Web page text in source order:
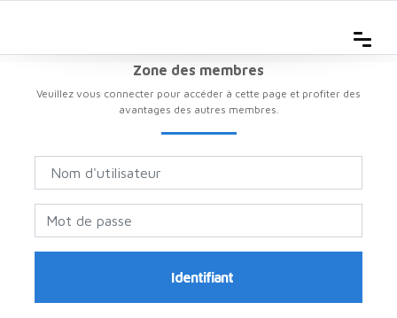
Zone des membres
Veuillez vous connecter pour accéder à cette page et profiter des
avantages des autres membres.
Identifiant